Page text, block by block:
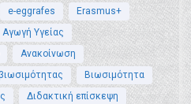
e-eggrafes
Erasmus+
Αγωγή Υγείας
Ανακοίνωση
Βιωσιμότητα
Διδακτική επίσκεψη